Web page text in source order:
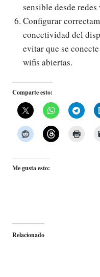
sensible desde
Configurar
conectividad del
evitar que se
wifis abiertas.
Comparte esto:
Me gusta esto:
Relacionado